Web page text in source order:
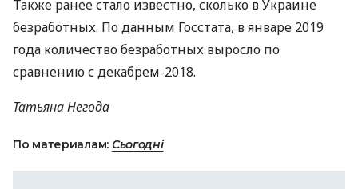
Также ранее стало известно, сколько в Украине
безработных. По данным Госстата, в январе 2019
года количество безработных выросло по
сравнению с декабрем-2018.
Татьяна Негода
По материалам: Сьогодні